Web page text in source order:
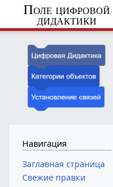
Поле цифровой
дидактики
Навигация
Заглавная страница
Свежие правки